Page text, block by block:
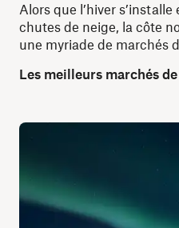
Alors que l’hiver
chutes de neige, la côte
une myriade de marchés
Les meilleurs marchés